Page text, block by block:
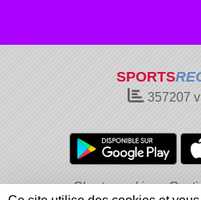
SPORTS
357207
Charte cookies